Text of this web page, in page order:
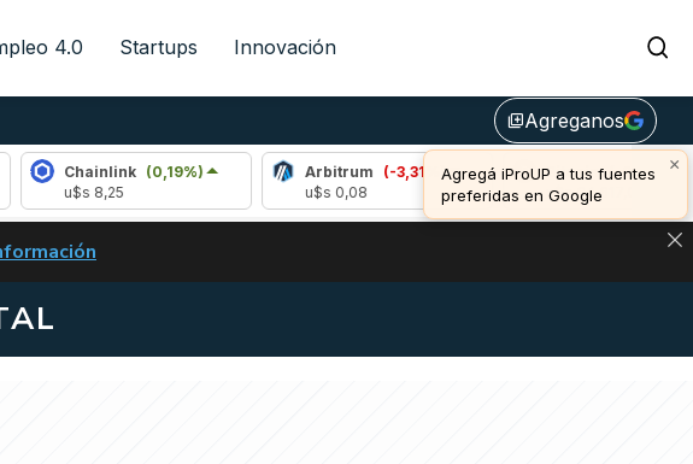
4.0 Startups Innovación
library_addAgreganos
×
Agregá iProUP a tus fuentes
preferidas en Google
Chainlink (0,19%)
Arbitrum (-3,31%)
Bitcoin
(-0,13%)
u$s 64.617,00
EL CARRY TRADE DE BITCOIN Y ESTA SEÑAL DEFINE LOS PRECIOS DE